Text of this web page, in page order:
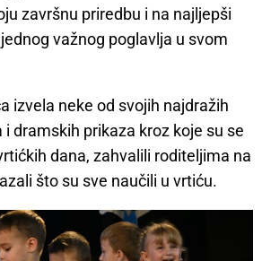
završnu priredbu i na najljepši
važnog poglavlja u svom
izvela neke od svojih najdražih
dramskih prikaza kroz koje su se
dana, zahvalili roditeljima na
što su sve naučili u vrtiću.